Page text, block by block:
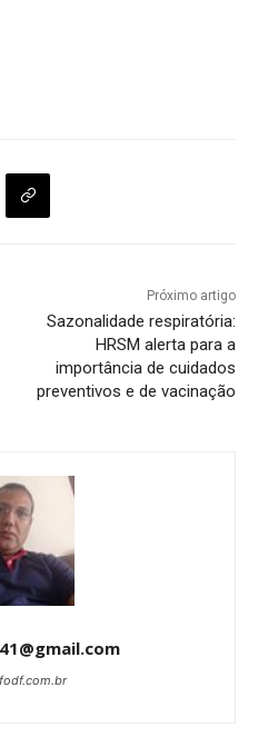
Próximo artigo
Sazonalidade respiratória:
HRSM alerta para a
importância de cuidados
preventivos e de vacinação